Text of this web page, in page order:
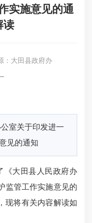
实施意见的通
读
：大田县政府办
室关于印发进一
见的通知
大田县人民政府办
监管工作实施意见的
现将有关内容解读如